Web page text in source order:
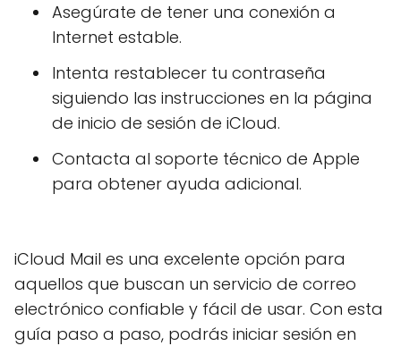
Asegúrate de tener una conexión a
Internet estable.
Intenta restablecer tu contraseña
siguiendo las instrucciones en la página
de inicio de sesión de iCloud.
Contacta al soporte técnico de Apple
para obtener ayuda adicional.
iCloud Mail es una excelente opción para
aquellos que buscan un servicio de correo
electrónico confiable y fácil de usar. Con esta
guía paso a paso, podrás iniciar sesión en